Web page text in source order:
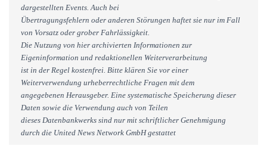
dargestellten Events. Auch bei
Übertragungsfehlern oder anderen Störungen haftet sie nur im Fall
von Vorsatz oder grober Fahrlässigkeit.
Die Nutzung von hier archivierten Informationen zur
Eigeninformation und redaktionellen Weiterverarbeitung
ist in der Regel kostenfrei. Bitte klären Sie vor einer
Weiterverwendung urheberrechtliche Fragen mit dem
angegebenen Herausgeber. Eine systematische Speicherung dieser
Daten sowie die Verwendung auch von Teilen
dieses Datenbankwerks sind nur mit schriftlicher Genehmigung
durch die United News Network GmbH gestattet